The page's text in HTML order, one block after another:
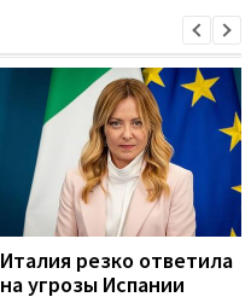
Италия резко ответила
на угрозы Испании